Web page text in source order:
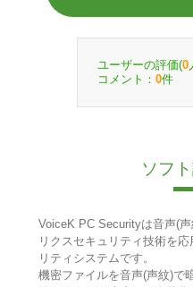
ユーザーの評価(0
コメント： 0件
ソフ
VoiceK PC Securityは音声(
リクスセキュリティ技術を
リティシステムです。
機密ファイルを音声(声紋)で